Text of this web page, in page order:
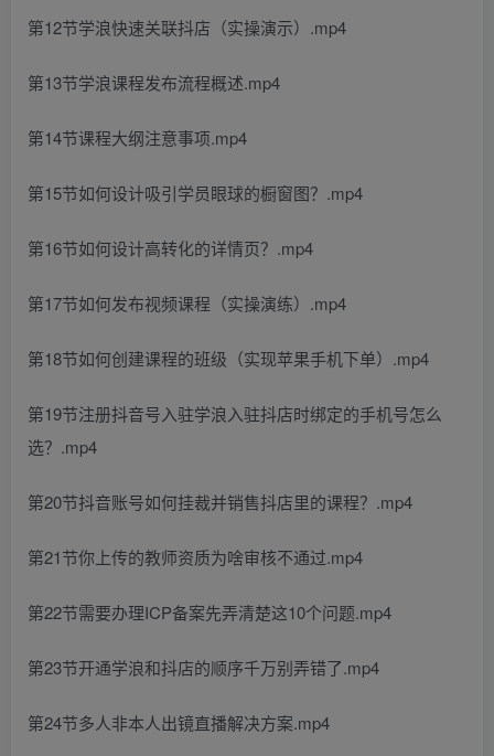
第12节学浪快速关联抖店（实操演示）.mp4
第13节学浪课程发布流程概述.mp4
第14节课程大纲注意事项.mp4
第15节如何设计吸引学员眼球的橱窗图？.mp4
第16节如何设计高转化的详情页？.mp4
第17节如何发布视频课程（实操演练）.mp4
第18节如何创建课程的班级（实现苹果手机下单）.mp4
第19节注册抖音号入驻学浪入驻抖店时绑定的手机号怎么
选？.mp4
第20节抖音账号如何挂裁并销售抖店里的课程？.mp4
第21节你上传的教师资质为啥审核不通过.mp4
第22节需要办理ICP备案先弄清楚这10个问题.mp4
第23节开通学浪和抖店的顺序千万别弄错了.mp4
第24节多人非本人出镜直播解决方案.mp4